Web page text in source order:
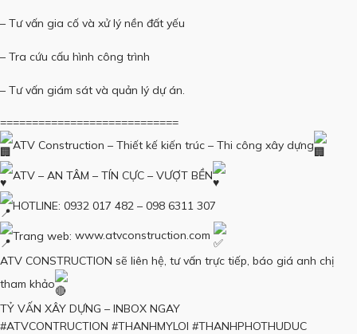
– Tư vấn gia cố và xử lý nền đất yếu
– Tra cứu cấu hình công trình
– Tư vấn giám sát và quản lý dự án.
============================
ATV Construction – Thiết kế kiến ​​trúc – Thi công xây dựng
ATV – AN TÂM – TÍN CỰC – VƯỢT BỀN
HOTLINE: 0932 017 482 – 098 6311 307
Trang web: www.atvconstruction.com
ATV CONSTRUCTION sẽ liên hệ, tư vấn trực tiếp, báo giá anh chị
tham khảo
TỶ VẤN XÂY DỰNG – INBOX NGAY
#ATVCONTRUCTION #THANHMYLOI #THANHPHOTHUDUC